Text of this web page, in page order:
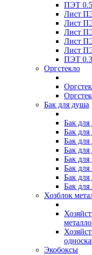
ПЭТ
Лист
Лист
Лист
Лист
Лист
ПЭТ
Оргстекло
Бак для душа
Бак
Бак
Бак для
Бак
Бак
Бак для
Бак
Бак для
Хозблок
Экобоксы